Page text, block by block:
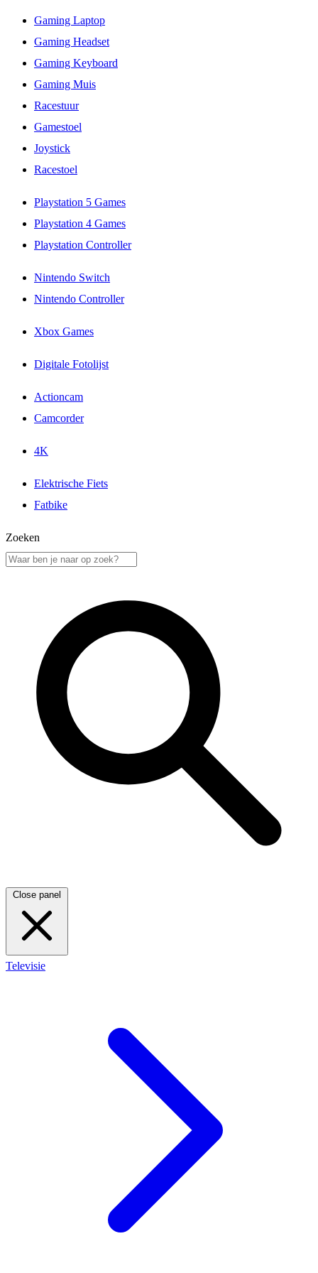
Gaming Laptop
Gaming Headset
Gaming Keyboard
Gaming Muis
Racestuur
Gamestoel
Joystick
Racestoel
Playstation 5 Games
Playstation 4 Games
Playstation Controller
Nintendo Switch
Nintendo Controller
Xbox Games
Digitale Fotolijst
Actioncam
Camcorder
4K
Elektrische Fiets
Fatbike
Zoeken
Close panel
Televisie